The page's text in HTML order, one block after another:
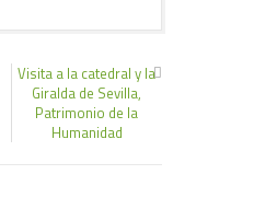
Visita a la catedral y la
Giralda de Sevilla,
Patrimonio de la
Humanidad